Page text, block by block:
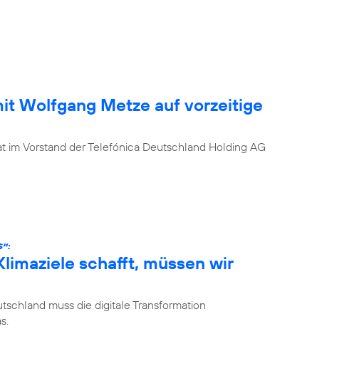
Wolfgang Metze auf vorzeitige
im Vorstand der Telefónica Deutschland Holding AG
schafft, müssen wir
muss die digitale Transformation